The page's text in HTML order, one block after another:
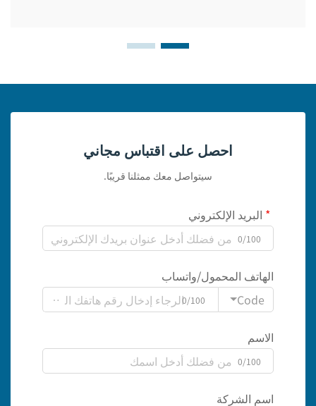
احصل على اقتباس مجاني
سيتواصل معك ممثلنا قريبًا.
البريد الإلكتروني
0/100
الهاتف المحمول/واتساب
Code
0/100
الاسم
0/100
اسم الشركة